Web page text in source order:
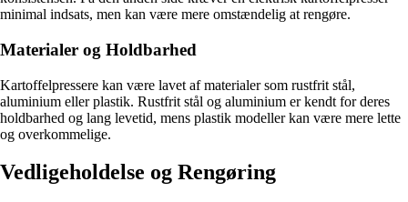
minimal indsats, men kan være mere omstændelig at rengøre.
Materialer og Holdbarhed
Kartoffelpressere kan være lavet af materialer som rustfrit stål,
aluminium eller plastik. Rustfrit stål og aluminium er kendt for deres
holdbarhed og lang levetid, mens plastik modeller kan være mere lette
og overkommelige.
Vedligeholdelse og Rengøring